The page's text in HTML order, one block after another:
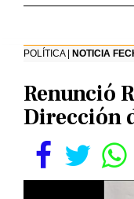
POLÍTICA | NOTICIA
Renunció
Dirección